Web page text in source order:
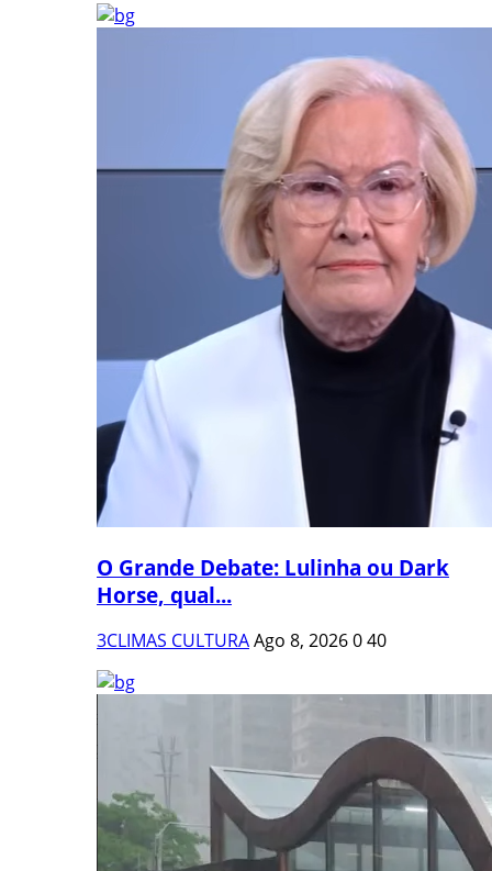
O Grande Debate: Lulinha ou Dark
Horse, qual...
3CLIMAS CULTURAAgo 8, 2026040